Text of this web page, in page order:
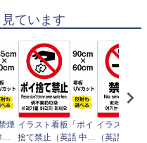
ています
煙 イラスト看板「ポイ
捨て禁止（英語 中国
イラスト看
（英語 中国